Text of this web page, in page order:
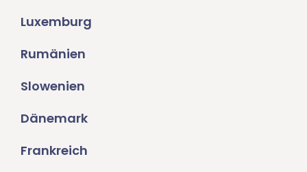
Luxemburg
Rumänien
Slowenien
Dänemark
Frankreich